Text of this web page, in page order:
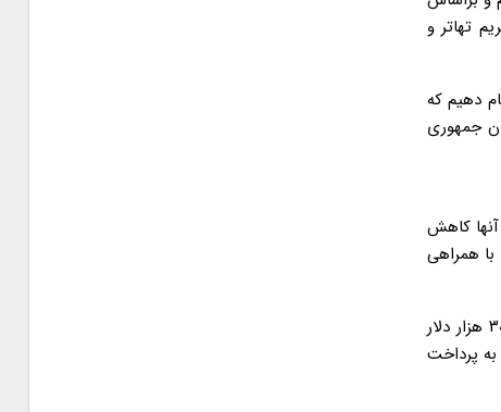
تهاتر و
دهیم که
جمهوری
کاهش
همراهی
عضو کمیسیون صنایع مجلس گفت: در سال ۹۳ مبادلات ایران با ترکمنستان بالای یک میلیارد دلار بود اما اکنون این میزان به حدود ۳۰۰ هزار دلار
پرداخت